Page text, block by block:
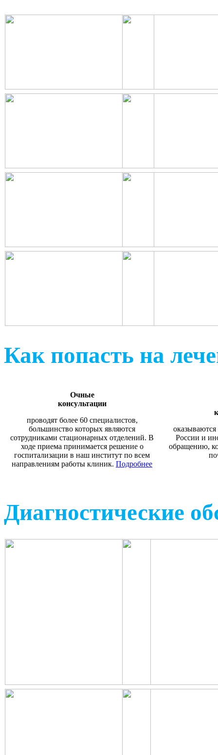
Как попасть на
Очные
консультации
проводят более 60 специалистов,
большинство которых являются
сотрудниками стационарных отделений. В
ходе приема принимается решение о
госпитализации в наш институт по всем
направлениям работы клиник. Подробнее
России и
обращению,
Диагностические